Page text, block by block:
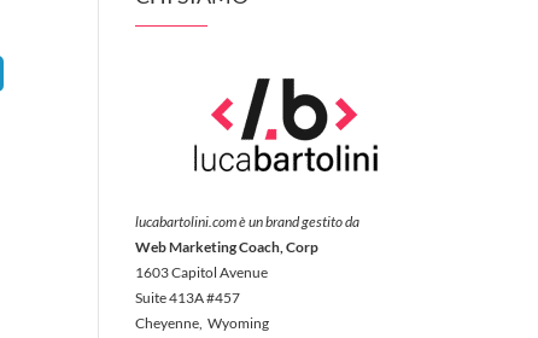
lucabartolini.com è un brand gestito da
Web Marketing Coach, Corp
1603 Capitol Avenue
Suite 413A #457
Cheyenne, Wyoming